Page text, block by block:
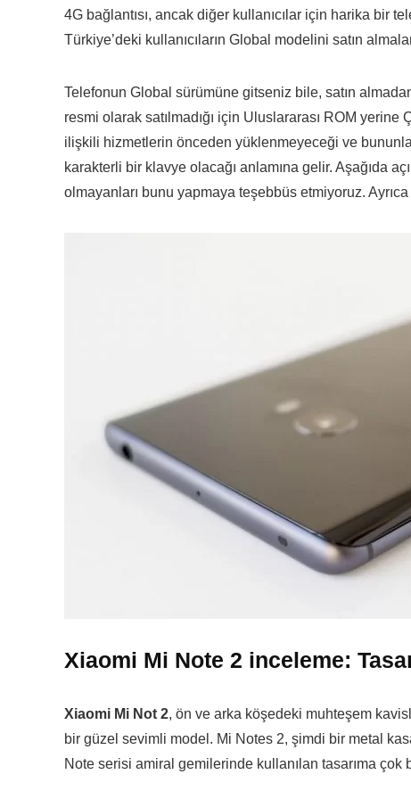
4G bağlantısı, ancak diğer kullanıcılar için harika bir
Türkiye’deki kullanıcıların Global modelini satın
Telefonun Global sürümüne gitseniz bile, satın
resmi olarak satılmadığı için Uluslararası ROM yerine
ilişkili hizmetlerin önceden yüklenmeyeceği ve
karakterli bir klavye olacağı anlamına gelir. Aşağıda
olmayanları bunu yapmaya teşebbüs etmiyoruz. Ayrıca
Xiaomi Mi Note 2 inceleme:
Xiaomi Mi Not 2, ön ve arka köşedeki muhteşem
bir güzel sevimli model. Mi Notes 2, şimdi bir metal
Note serisi amiral gemilerinde kullanılan tasarıma çok